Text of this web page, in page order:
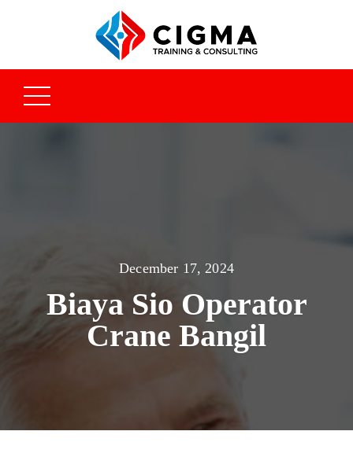
December 17, 2024
Biaya Sio Operator
Crane Bangil